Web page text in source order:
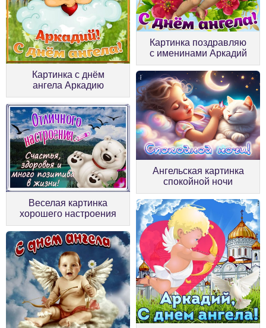
Картинка с днём
ангела Аркадию
Картинка поздравляю
с именинами Аркадий
Веселая картинка
хорошего настроения
Ангельская картинка
спокойной ночи